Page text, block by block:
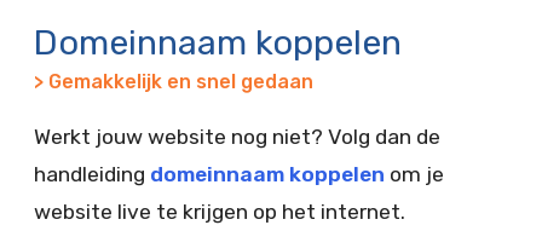
Domeinnaam koppelen
> Gemakkelijk en snel gedaan
Werkt jouw website nog niet? Volg dan de
handleiding domeinnaam koppelen om je
website live te krijgen op het internet.